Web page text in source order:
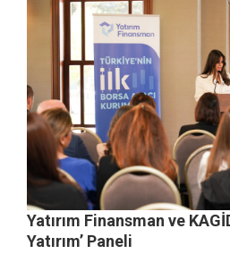
Yatırım Finansman ve
Yatırım’ Paneli